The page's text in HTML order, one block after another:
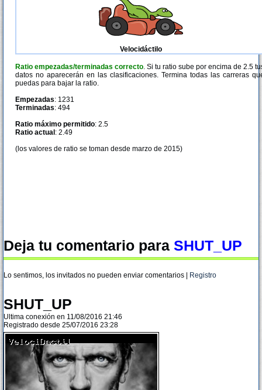
Velocidáctilo
Ratio empezadas/terminadas correcto. Si tu ratio sube por encima de 2.5
datos no aparecerán en las clasificaciones. Termina todas las carreras
puedas para bajar la ratio.
Empezadas: 1231
Terminadas: 494
Ratio máximo permitido: 2.5
Ratio actual : 2.49
(los valores de ratio se toman desde marzo de 2015)
Deja tu comentario para SHUT_UP
Lo sentimos, los invitados no pueden enviar comentarios | Registro
SHUT_UP
Ultima conexión en 11/08/2016 21:46
Registrado desde 25/07/2016 23:28